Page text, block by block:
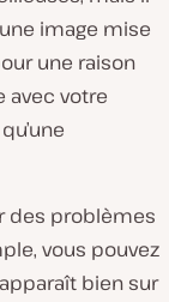
image mise
une raison
avec votre
des problèmes
vous pouvez
bien sur